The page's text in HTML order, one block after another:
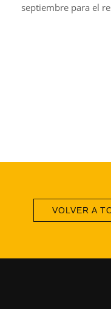
septiembre para el
VOLVER A